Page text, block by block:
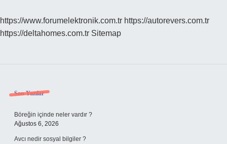
Hakkımızda
https://www.forumelektronik.com.tr https://autorevers.com.tr
https://deltahomes.com.tr Sitemap
Sidebar
Son Yazılar
Böreğin içinde neler vardır ?
Ağustos 6, 2026
Avcı nedir sosyal bilgiler ?